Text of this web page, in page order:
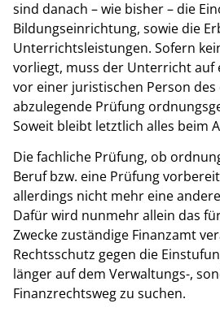
sind danach – wie bisher – die
Bildungseinrichtung, sowie die
Unterrichtsleistungen. Sofern
vorliegt, muss der Unterricht auf
vor einer juristischen Person
abzulegende Prüfung
Soweit bleibt letztlich alles beim
Die fachliche Prüfung, ob
Beruf bzw. eine Prüfung
allerdings nicht mehr eine
Dafür wird nunmehr allein das
Zwecke zuständige Finanzamt
Rechtsschutz gegen die
länger auf dem Verwaltungs-,
Finanzrechtsweg zu suchen.